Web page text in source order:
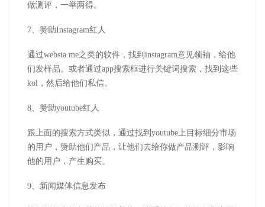
做测评，一举两得。
7、赞助Instagram红人
通过websta.me之类的软件，找到instagram意见领袖，给他
们发样品。或者通过app搜索框进行关键词搜索，找到这些
kol，然后给他们私信。
8、赞助youtube红人
跟上面的搜索方式类似，通过找到youtube上目标细分市场
的用户，赞助他们产品，让他们去给你做产品测评，影响
他的用户，产生购买。
9、新闻媒体信息发布